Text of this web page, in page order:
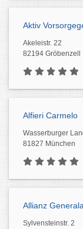
Aktiv
Akeleistr. 22
82194 Gröbenzell
Alfieri Carmelo
Wasserburger
81827 München
Allianz
Sylvensteinstr. 2